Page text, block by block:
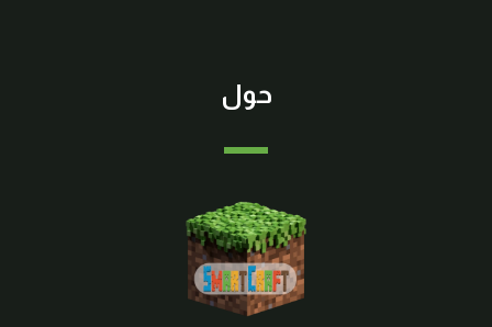
حول